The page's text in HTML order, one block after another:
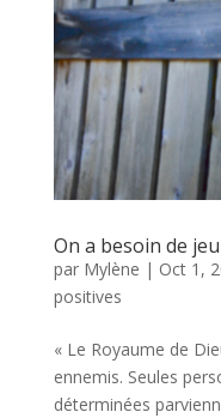
On a besoin de
par Mylène | Oct 1,
positives
« Le Royaume de
ennemis. Seules
déterminées